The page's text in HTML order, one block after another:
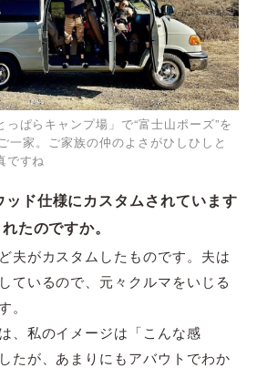
ぱらキャンプ場」で“富士山ポーズ”を
一家。ご家族の仲のよさがひしひしと
ですね
ッド仕様にカスタムされています
たのですか。
夫がカスタムしたものです。夫は
ているので、元々クルマをいじる
。
、私のイメージは「こんな感
たが、あまりにもアバウトでわか